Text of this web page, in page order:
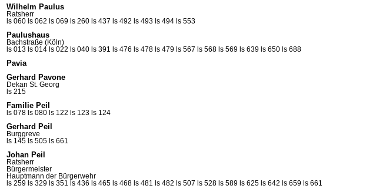
Wilhelm Paulus
Ratsherr
ls 060 ls 062 ls 069 ls 260 ls 437 ls 492 ls 493 ls 494 ls 553
Paulushaus
Bachstraße (Köln)
ls 013 ls 014 ls 022 ls 040 ls 391 ls 476 ls 478 ls 479 ls 567 ls 568 ls 569 ls 639 ls 650 ls 688
Pavia
Gerhard Pavone
Dekan St. Georg
ls 215
Familie Peil
ls 078 ls 080 ls 122 ls 123 ls 124
Gerhard Peil
Burggreve
ls 145 ls 505 ls 661
Johan Peil
Ratsherr
Bürgermeister
Hauptmann der Bürgerwehr
ls 259 ls 329 ls 351 ls 436 ls 465 ls 468 ls 481 ls 482 ls 507 ls 528 ls 589 ls 625 ls 642 ls 659 ls 661